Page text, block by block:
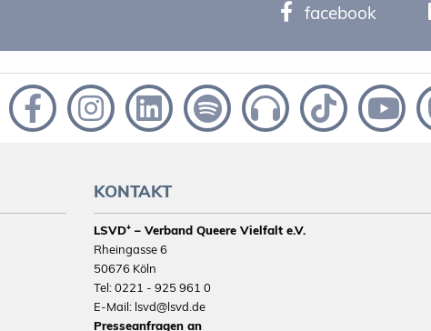
facebook
KONTAKT
LSVD⁺ – Verband Queere Vielfalt e.V.
Rheingasse 6
50676 Köln
Tel: 0221 - 925 961 0
E-Mail: lsvd@lsvd.de
Presseanfragen an